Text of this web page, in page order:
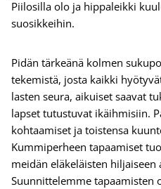
Piilosilla olo ja hippaleikki
suosikkeihin.
Pidän tärkeänä kolmen
tekemistä, josta kaikki
lasten seura, aikuiset saavat
lapset tutustuvat ikäihmisiin.
kohtaamiset ja toistensa
Kummiperheen tapaamiset
meidän eläkeläisten
Suunnittelemme tapaamisten